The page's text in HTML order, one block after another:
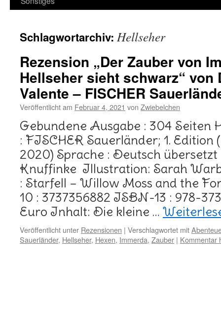
Schlagwortarchiv: Hellseher
Rezension „Der Zauber von
Hellseher sieht schwarz“ von
Valente – FISCHER
Veröffentlicht am Februar 4, 2021 von Zwiebelchen
Gebundene Ausgabe : 304 Seiten
: FISCHER Sauerländer; 1. Edition
2020) Sprache : Deutsch
Knuffinke Illustration: Sarah
: Starfell – Willow Moss and the
10 : 3737356882 ISBN-13 : 978-
Euro Inhalt: Die kleine …
Veröffentlicht unter Rezensionen | Verschlagwortet mit
Sauerländer, Hellseher, Hexen, Immerda, Zauber | Kommentar